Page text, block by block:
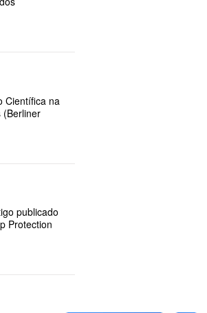
Científica na
(Berliner
publicado
Protection